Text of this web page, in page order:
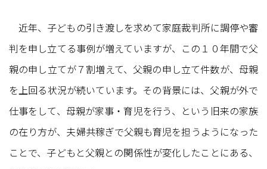
近年、子どもの引き渡しを求めて家庭裁判所に調停や審
判を申し立てる事例が増えていますが、この１０年間で父
親の申し立てが７割増えて、父親の申し立て件数が、母親
を上回る状況が続いています。その背景には、父親が外で
仕事をして、母親が家事・育児を行う、という旧来の家族
の在り方が、夫婦共稼ぎで父親も育児を担うようになった
ことで、子どもと父親との関係性が変化したことにある、